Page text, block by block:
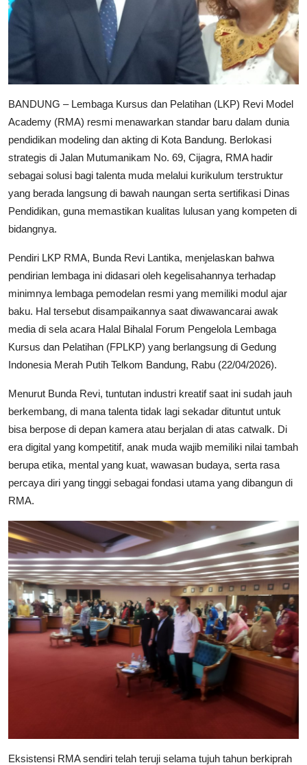
​BANDUNG – Lembaga Kursus dan Pelatihan (LKP) Revi Model
Academy (RMA) resmi menawarkan standar baru dalam dunia
pendidikan modeling dan akting di Kota Bandung. Berlokasi
strategis di Jalan Mutumanikam No. 69, Cijagra, RMA hadir
sebagai solusi bagi talenta muda melalui kurikulum terstruktur
yang berada langsung di bawah naungan serta sertifikasi Dinas
Pendidikan, guna memastikan kualitas lulusan yang kompeten di
bidangnya.
​Pendiri LKP RMA, Bunda Revi Lantika, menjelaskan bahwa
pendirian lembaga ini didasari oleh kegelisahannya terhadap
minimnya lembaga pemodelan resmi yang memiliki modul ajar
baku. Hal tersebut disampaikannya saat diwawancarai awak
media di sela acara Halal Bihalal Forum Pengelola Lembaga
Kursus dan Pelatihan (FPLKP) yang berlangsung di Gedung
Indonesia Merah Putih Telkom Bandung, Rabu (22/04/2026).
​Menurut Bunda Revi, tuntutan industri kreatif saat ini sudah jauh
berkembang, di mana talenta tidak lagi sekadar dituntut untuk
bisa berpose di depan kamera atau berjalan di atas catwalk. Di
era digital yang kompetitif, anak muda wajib memiliki nilai tambah
berupa etika, mental yang kuat, wawasan budaya, serta rasa
percaya diri yang tinggi sebagai fondasi utama yang dibangun di
RMA.
​Eksistensi RMA sendiri telah teruji selama tujuh tahun berkiprah